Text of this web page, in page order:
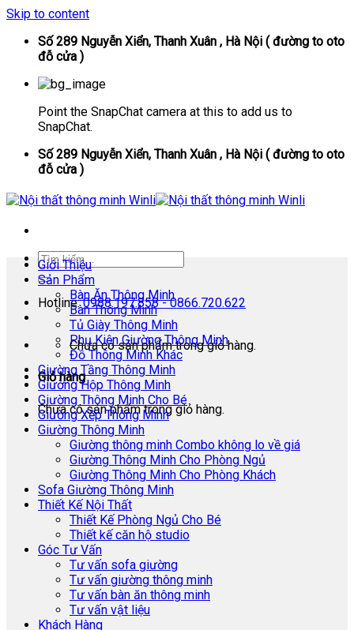
Skip to content
Số 289 Nguyễn Xiển, Thanh Xuân , Hà Nội ( đường to oto
đỗ cửa )
Point the SnapChat camera at this to add us to
SnapChat.
Số 289 Nguyễn Xiển, Thanh Xuân , Hà Nội ( đường to oto
đỗ cửa )
Hotline:0988.197.858 - 0866.720.622
Chưa có sản phẩm trong giỏ hàng.
Giỏ hàng
Chưa có sản phẩm trong giỏ hàng.
Giới Thiệu
Sản Phẩm
Bàn Ăn Thông Minh
Bàn Thông Minh
Tủ Giày Thông Minh
Phụ Kiện Giường Thông Minh
Đồ Thông Minh Khác
Giường Tầng Thông Minh
Giường Hộp Thông Minh
Giường Thông Minh Cho Bé
Giường Xếp Thông Minh
Giường Thông Minh
Giường thông minh Combo không lo về giá
Giường Thông Minh Cho Phòng Ngủ
Giường Thông Minh Cho Phòng Khách
Sofa Giường Thông Minh
Thiết Kế Nội Thất
Thiết Kế Phòng Ngủ Cho Bé
Thiết kế căn hộ studio
Góc Tư Vấn
Tư vấn sofa giường
Tư vấn giường thông minh
Tư vấn bàn ăn thông minh
Tư vấn vật liệu
Khách Hàng